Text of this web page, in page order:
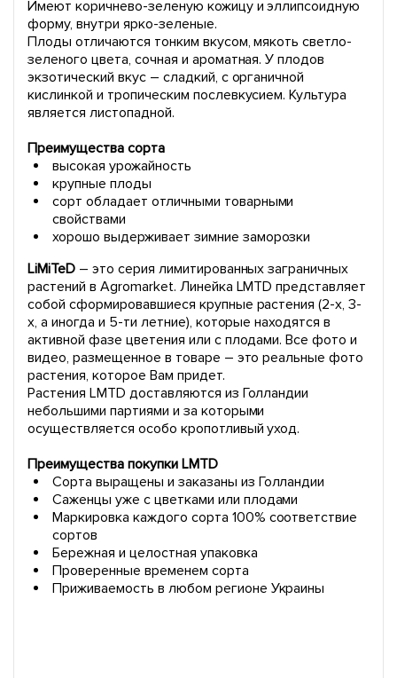
Имеют коричнево-зеленую кожицу и эллипсоидную
форму, внутри ярко-зеленые.
Плоды отличаются тонким вкусом, мякоть светло-
зеленого цвета, сочная и ароматная. У плодов
экзотический вкус – сладкий, с органичной
кислинкой и тропическим послевкусием. Культура
является листопадной.
Преимущества сорта
высокая урожайность
крупные плоды
сорт обладает отличными товарными
свойствами
хорошо выдерживает зимние заморозки
LiMiTeD– это серия лимитированных заграничных
растений в Agromarket. Линейка LMTD представляет
собой сформировавшиеся крупные растения (2-х, 3-
х, а иногда и 5-ти летние), которые находятся в
активной фазе цветения или с плодами. Все фото и
видео, размещенное в товаре – это реальные фото
растения, которое Вам придет.
Растения LMTD доставляются из Голландии
небольшими партиями и за которыми
осуществляется особо кропотливый уход.
Преимущества покупки LMTD
Сорта выращены и заказаны из Голландии
Саженцы уже с цветками или плодами
Маркировка каждого сорта 100% соответствие
сортов
Бережная и целостная упаковка
Проверенные временем сорта
Приживаемость в любом регионе Украины